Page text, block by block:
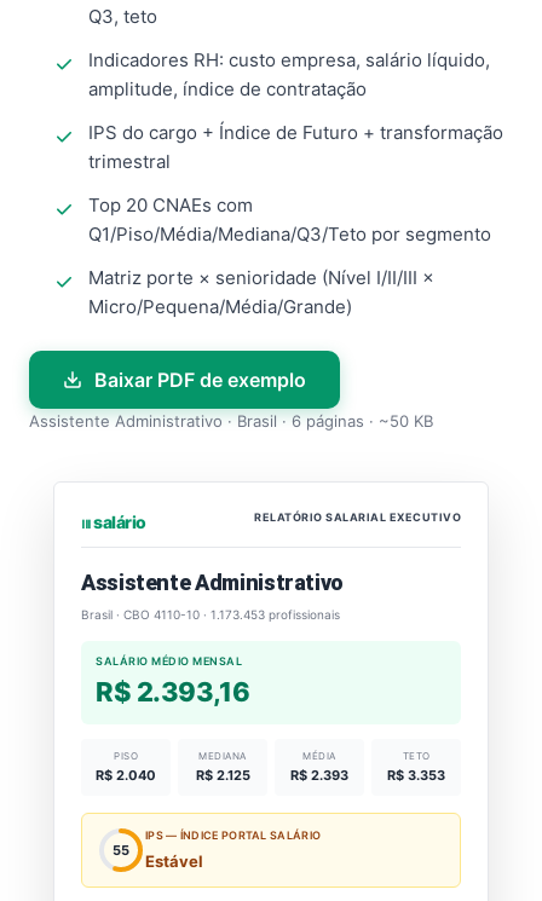
Q3, teto
Indicadores RH: custo empresa, salário líquido,
amplitude, índice de contratação
IPS do cargo + Índice de Futuro + transformação
trimestral
Top 20 CNAEs com
Q1/Piso/Média/Mediana/Q3/Teto por segmento
Matriz porte × senioridade (Nível I/II/III ×
Micro/Pequena/Média/Grande)
Baixar PDF de exemplo
Assistente Administrativo · Brasil · 6 páginas · ~50 KB
⏐⏐⏐ salário RELATÓRIO SALARIAL EXECUTIVO
Assistente Administrativo
Brasil · CBO 4110-10 · 1.173.453 profissionais
SALÁRIO MÉDIO MENSAL
R$ 2.393,16
PISO
R$ 2.040
MEDIANA
R$ 2.125
MÉDIA
R$ 2.393
TETO
R$ 3.353
55
IPS — ÍNDICE PORTAL SALÁRIO
Estável